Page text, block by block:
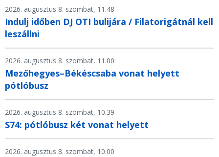
2026. augusztus 8. szombat, 11.48
Indulj időben DJ OTI bulijára / Filatorigátnál kell
leszállni
2026. augusztus 8. szombat, 11.00
Mezőhegyes–Békéscsaba vonat helyett
pótlóbusz
2026. augusztus 8. szombat, 10.39
S74: pótlóbusz két vonat helyett
2026. augusztus 8. szombat, 10.00